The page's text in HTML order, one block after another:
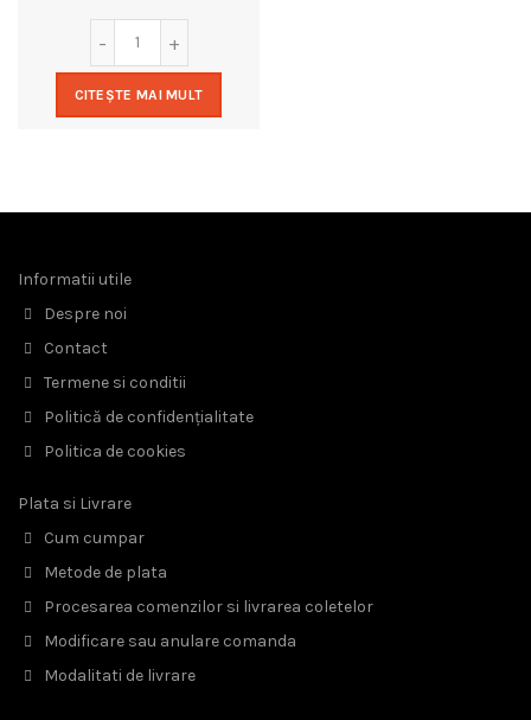
CITEȘTE MAI MULT
Informatii utile
Despre noi
Contact
Termene si conditii
Politică de confidențialitate
Politica de cookies
Plata si Livrare
Cum cumpar
Metode de plata
Procesarea comenzilor si livrarea coletelor
Modificare sau anulare comanda
Modalitati de livrare